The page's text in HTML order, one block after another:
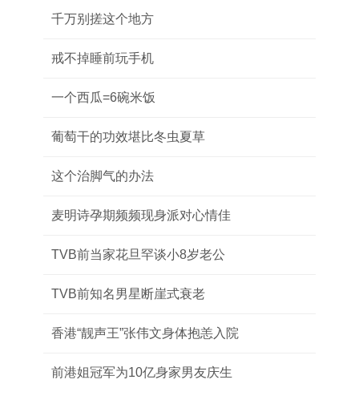
千万别搓这个地方
戒不掉睡前玩手机
一个西瓜=6碗米饭
葡萄干的功效堪比冬虫夏草
这个治脚气的办法
麦明诗孕期频频现身派对心情佳
TVB前当家花旦罕谈小8岁老公
TVB前知名男星断崖式衰老
香港“靓声王”张伟文身体抱恙入院
前港姐冠军为10亿身家男友庆生